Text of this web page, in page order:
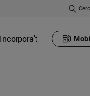
Incorpora't